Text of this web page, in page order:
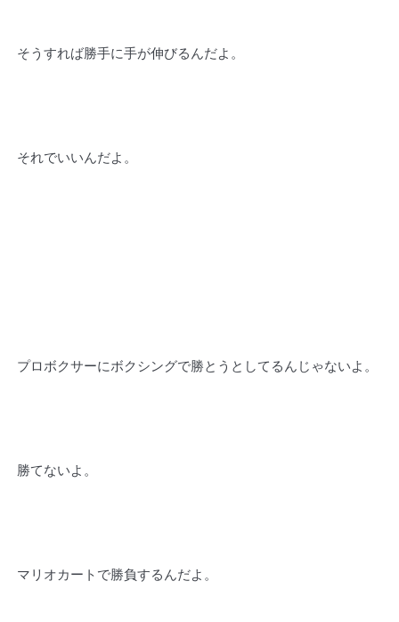
そうすれば勝手に手が伸びるんだよ。
それでいいんだよ。
プロボクサーにボクシングで勝とうとしてるんじゃないよ。
勝てないよ。
マリオカートで勝負するんだよ。